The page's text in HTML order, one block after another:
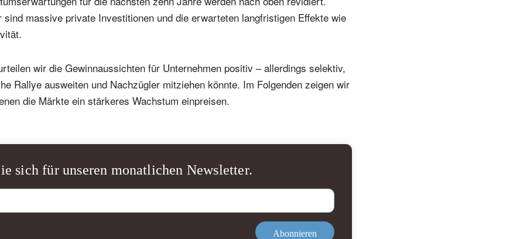
massive private Investitionen und die erwarteten langfristigen Effekte wie
wir die Gewinnaussichten für Unternehmen positiv – allerdings selektiv,
Rallye ausweiten und Nachzügler mitziehen könnte. Im Folgenden zeigen wir
die Märkte ein stärkeres Wachstum einpreisen.
sich für unseren monatlichen Newsletter.
Abonnieren